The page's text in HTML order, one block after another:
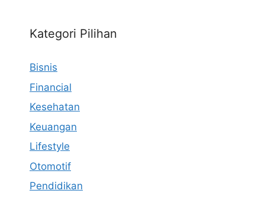
Kategori Pilihan
Bisnis
Financial
Kesehatan
Keuangan
Lifestyle
Otomotif
Pendidikan